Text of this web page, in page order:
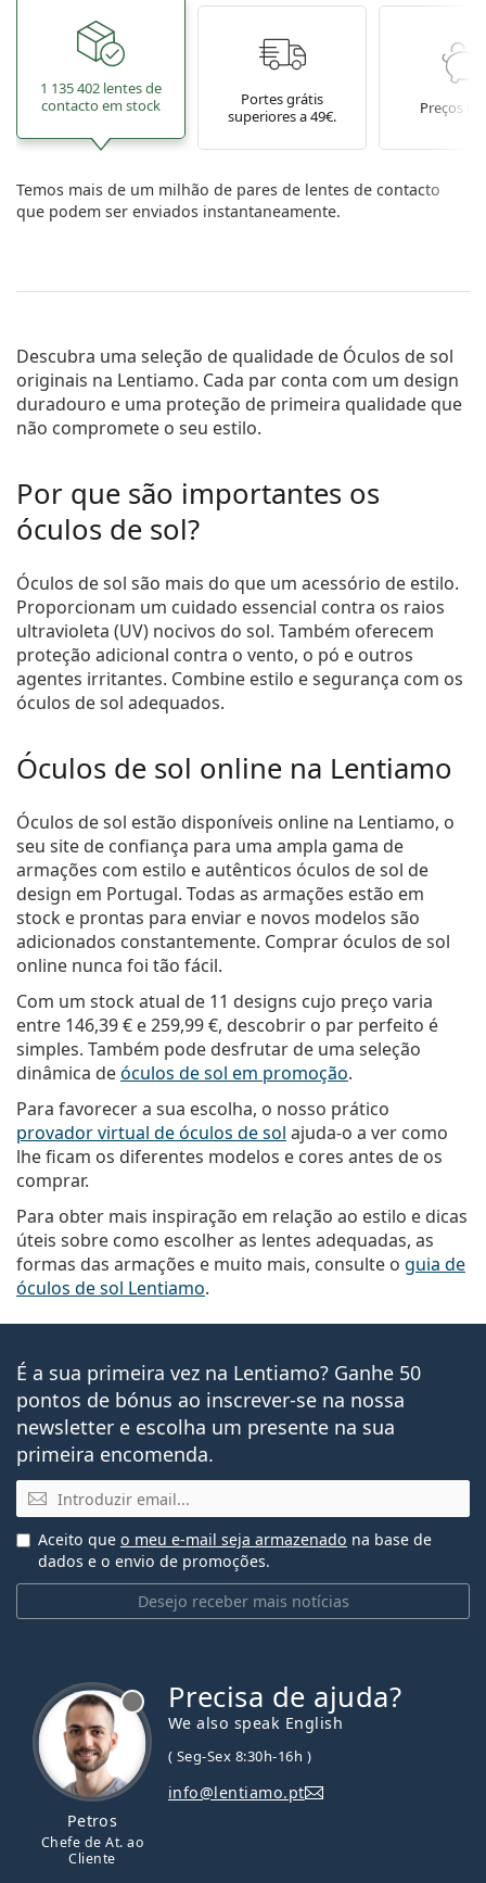
1 135 402 lentes de
contacto em stock
Portes grátis
superiores a 49€.
Preços
Temos mais de um milhão de pares de lentes de contacto
que podem ser enviados instantaneamente.
Descubra uma seleção de qualidade de Óculos de sol
originais na Lentiamo. Cada par conta com um design
duradouro e uma proteção de primeira qualidade que
não compromete o seu estilo.
Por que são importantes os
óculos de sol?
Óculos de sol são mais do que um acessório de estilo.
Proporcionam um cuidado essencial contra os raios
ultravioleta (UV) nocivos do sol. Também oferecem
proteção adicional contra o vento, o pó e outros
agentes irritantes. Combine estilo e segurança com os
óculos de sol adequados.
Óculos de sol online na Lentiamo
Óculos de sol estão disponíveis online na Lentiamo, o
seu site de confiança para uma ampla gama de
armações com estilo e autênticos óculos de sol de
design em Portugal. Todas as armações estão em
stock e prontas para enviar e novos modelos são
adicionados constantemente. Comprar óculos de sol
online nunca foi tão fácil.
Com um stock atual de 11 designs cujo preço varia
entre 146,39 € e259,99 €, descobrir o par perfeito é
simples. Também pode desfrutar de uma seleção
dinâmica deóculos de sol em promoção.
Para favorecer a sua escolha, o nosso prático
provador virtual de óculos de sol ajuda-o a ver como
lhe ficam os diferentes modelos e cores antes de os
comprar.
Para obter mais inspiração em relação ao estilo e dicas
úteis sobre como escolher as lentes adequadas, as
formas das armações e muito mais, consulte o guia de
óculos de sol Lentiamo.
É a sua primeira vez na Lentiamo? Ganhe 50
pontos de bónus ao inscrever-se na nossa
newsletter e escolha um presente na sua
primeira encomenda.
Email
Desejo receber mais notícias
Aceito que o meu e-mail seja armazenado na base de
dados e o envio de promoções.
Petros
Chefe de At. ao
Cliente
Precisa de ajuda?
We also speak English
( Seg-Sex 8:30h-16h )
info@lentiamo.pt